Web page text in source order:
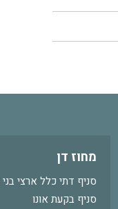
מחוז דן
סניף דתי כלל ארצי
סניף בקעת אונו